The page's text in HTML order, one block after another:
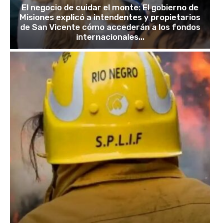
El negocio de cuidar el monte: El gobierno de
Misiones explicó a intendentes y propietarios
de San Vicente cómo accederán a los fondos
internacionales...